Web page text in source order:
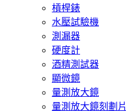
槓桿錶
水壓試驗機
測漏器
硬度計
酒精測試器
顯微鏡
量測放大鏡
量測放大鏡刻劃片